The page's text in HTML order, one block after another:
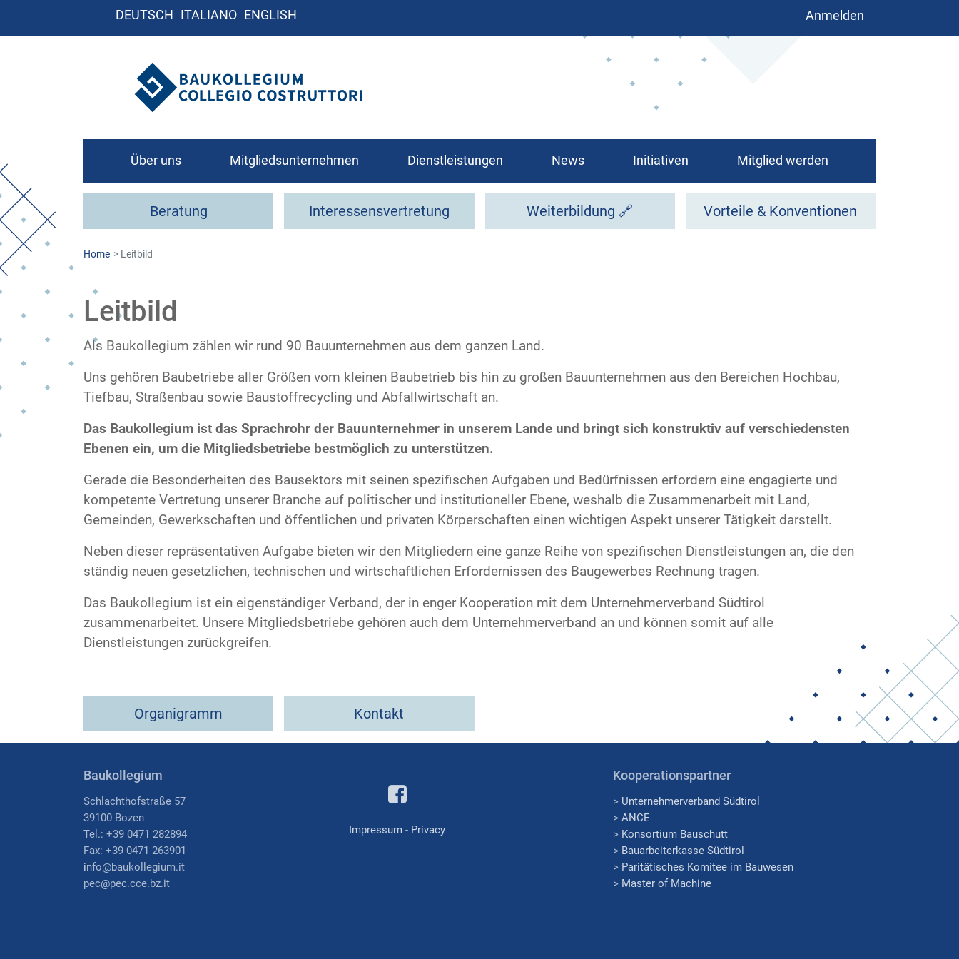
DEUTSCH ITALIANO ENGLISH Benutzermenü
Anmelden
Über uns
Leitbild
Organigramm
Kontakt
Mitgliedsunternehmen Dienstleistungen News Initiativen Mitglied werden
Beratung Interessensvertretung Weiterbildung 🔗 Vorteile & Konventionen
Home Leitbild
Leitbild
Als Baukollegium zählen wir rund 90 Bauunternehmen aus dem ganzen Land.
Uns gehören Baubetriebe aller Größen vom kleinen Baubetrieb bis hin zu großen Bauunternehmen aus den Bereichen Hochbau,
Tiefbau, Straßenbau sowie Baustoffrecycling und Abfallwirtschaft an.
Das Baukollegium ist das Sprachrohr der Bauunternehmer in unserem Lande und bringt sich konstruktiv auf verschiedensten
Ebenen ein, um die Mitgliedsbetriebe bestmöglich zu unterstützen.
Gerade die Besonderheiten des Bausektors mit seinen spezifischen Aufgaben und Bedürfnissen erfordern eine engagierte und
kompetente Vertretung unserer Branche auf politischer und institutioneller Ebene, weshalb die Zusammenarbeit mit Land,
Gemeinden, Gewerkschaften und öffentlichen und privaten Körperschaften einen wichtigen Aspekt unserer Tätigkeit darstellt.
Neben dieser repräsentativen Aufgabe bieten wir den Mitgliedern eine ganze Reihe von spezifischen Dienstleistungen an, die den
ständig neuen gesetzlichen, technischen und wirtschaftlichen Erfordernissen des Baugewerbes Rechnung tragen.
Das Baukollegium ist ein eigenständiger Verband, der in enger Kooperation mit dem Unternehmerverband Südtirol
zusammenarbeitet. Unsere Mitgliedsbetriebe gehören auch dem Unternehmerverband an und können somit auf alle
Dienstleistungen zurückgreifen.
Organigramm Kontakt
Baukollegium
Schlachthofstraße 57
39100 Bozen
Tel.: +39 0471 282894
Fax: +39 0471 263901
info@baukollegium.it
pec@pec.cce.bz.it
Impressum - Privacy
Kooperationspartner
> Unternehmerverband Südtirol
>ANCE
> Konsortium Bauschutt
> Bauarbeiterkasse Südtirol
> Paritätisches Komitee im Bauwesen
> Master of Machine